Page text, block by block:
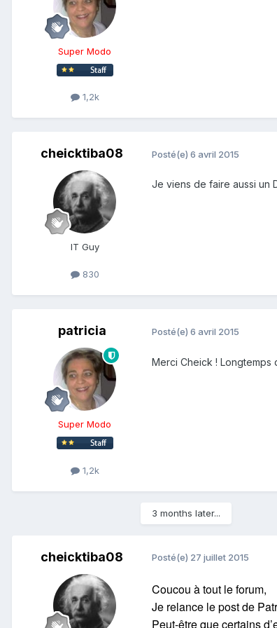
Super Modo
1,2k
cheicktiba08
IT Guy
830
Posté(e) 6 avril 2015
Je viens de faire aussi un
patricia
Super Modo
1,2k
Posté(e) 6 avril 2015
Merci Cheick !
3 months later...
cheicktiba08 Posté(e) 27 juillet 2015
Coucou à tout le forum,
Je relance le post de
Peut-être que certains